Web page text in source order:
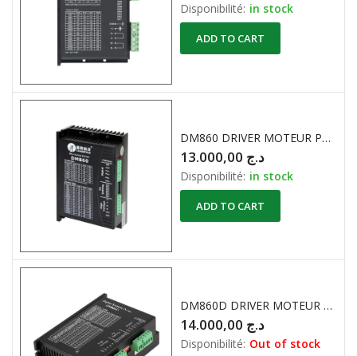
Disponibilité: in stock
ADD TO CART
DM860 DRIVER MOTEUR PAS A PAS 2 PHASES
د.ج
Disponibilité: in stock
ADD TO CART
DM860D DRIVER MOTEUR PAS A PAS 2 PHASES
د.ج
Disponibilité: Out of stock